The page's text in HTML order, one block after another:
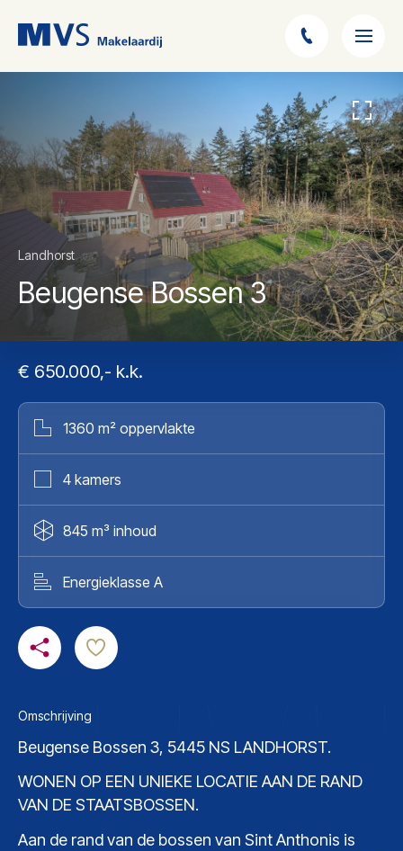
Landhorst
Beugense Bossen 3
€ 650.000,- k.k.
1360 m² oppervlakte
4 kamers
845 m³ inhoud
Energieklasse A
Omschrijving
Beugense Bossen 3, 5445 NS LANDHORST.
WONEN OP EEN UNIEKE LOCATIE AAN DE RAND
VAN DE STAATSBOSSEN.
Aan de rand van de bossen van Sint Anthonis is